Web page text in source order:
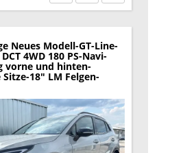
Neues Modell-GT-Line-
4WD 180 PS-Navi-
vorne und hinten-
18" LM Felgen-